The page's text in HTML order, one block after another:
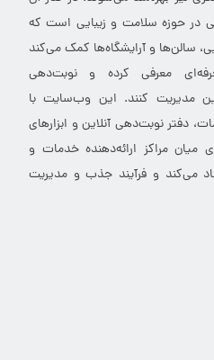
حوزه سلامت و زیبایی است که
سالن‌ها و آرایشگاه‌ها کمک می‌کند
معرفی کرده و نوبت‌دهی
مدیریت کنند. این وب‌سایت با
دفتر نوبت‌دهی آنلاین و ابزارهای
میان مراکز ارائه‌دهنده خدمات و
می‌کند و فرآیند جذب و مدیریت